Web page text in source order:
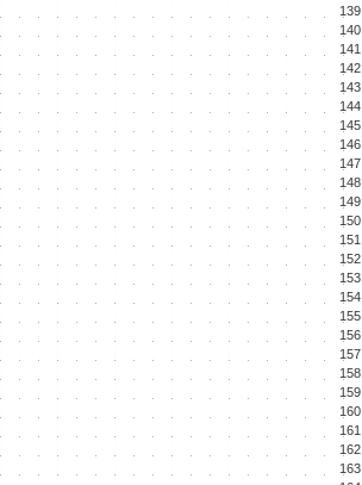
139
140
141
142
143
144
145
146
147
148
149
150
151
152
153
154
155
156
157
158
159
160
161
162
163